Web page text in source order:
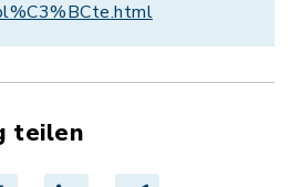
teilen